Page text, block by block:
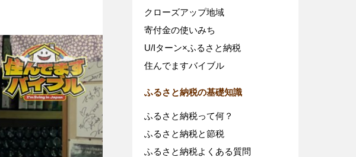
クローズアップ地域
寄付金の使いみち
U/Iターン×ふるさと納税
住んでますバイブル
ふるさと納税の基礎知識
ふるさと納税って何？
ふるさと納税と節税
ふるさと納税よくある質問